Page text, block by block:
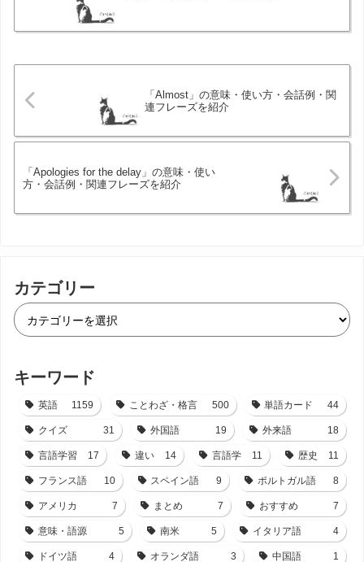
「Almost」の意味・使い方・会話例・関
連フレーズを紹介
「Apologies for the delay」の意味・使い
方・会話例・関連フレーズを紹介
カテゴリー
キーワード
英語 1159 ことわざ・格言 500 単語カード 44
クイズ 31 外国語 19 外来語 18
言語学習 17 違い 14 言語学 11 歴史 11
フランス語 10 スペイン語 9 ポルトガル語 8
アメリカ 7 まとめ 7 おすすめ 7
意味・語源 5 南米 5 イタリア語 4
ドイツ語 4 オランダ語 3 中国語 1